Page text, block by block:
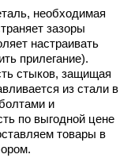
необходимая
зазоры
настраивать
прилегание).
стыков, защищая
из стали в
и
по выгодной цене
товары в